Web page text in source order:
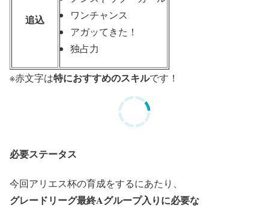
追込
ワンチャンス
アガッてきた！
独占力
※赤文字は特におすすめのスキルです！
必要ステータス
今回アリエス杯の育成をするにあたり、
グレードリーグ最終Aグループ入りに必要な